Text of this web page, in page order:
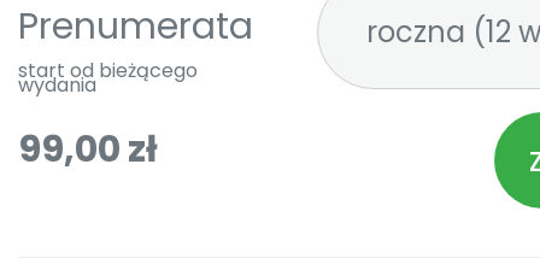
Prenumerata
start od bieżącego
wydania
99,00 zł